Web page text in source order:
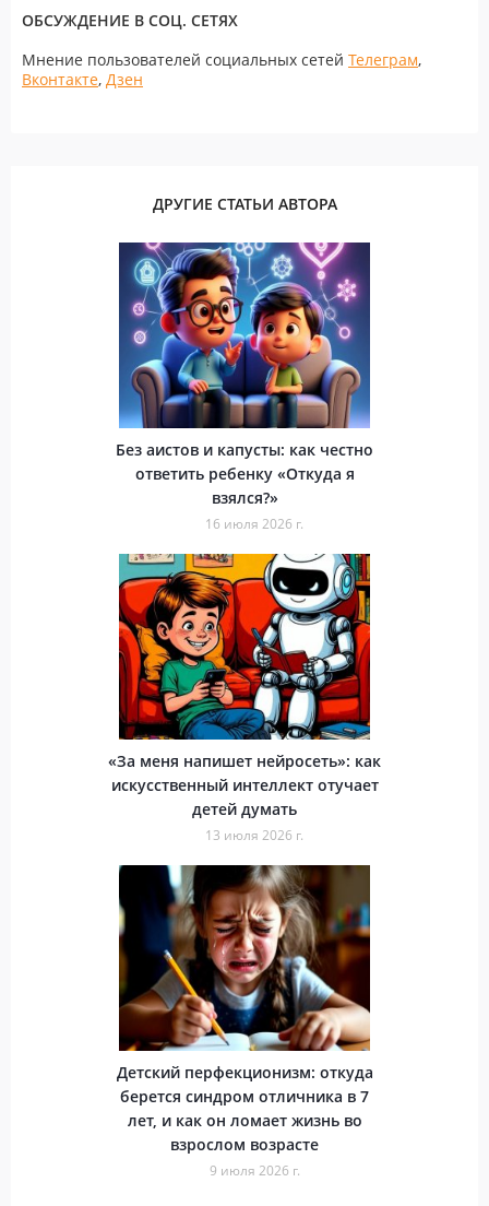
ОБСУЖДЕНИЕ В СОЦ. СЕТЯХ
Мнение пользователей социальных сетей Телеграм,
Вконтакте, Дзен
ДРУГИЕ СТАТЬИ АВТОРА
Без аистов и капусты: как честно
ответить ребенку «Откуда я
взялся?»
16 июля 2026 г.
«За меня напишет нейросеть»: как
искусственный интеллект отучает
детей думать
13 июля 2026 г.
Детский перфекционизм: откуда
берется синдром отличника в 7
лет, и как он ломает жизнь во
взрослом возрасте
9 июля 2026 г.